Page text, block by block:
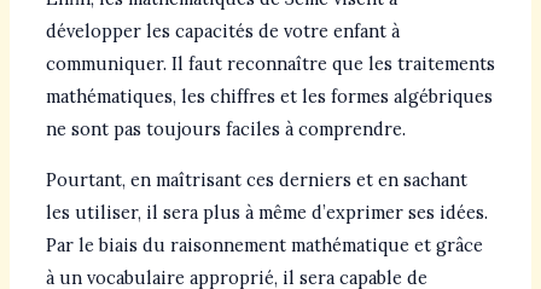
développer les capacités de votre enfant à
communiquer. Il faut reconnaître que les traitements
mathématiques, les chiffres et les formes algébriques
ne sont pas toujours faciles à comprendre.
Pourtant, en maîtrisant ces derniers et en sachant
les utiliser, il sera plus à même d’exprimer ses idées.
Par le biais du raisonnement mathématique et grâce
à un vocabulaire approprié, il sera capable de